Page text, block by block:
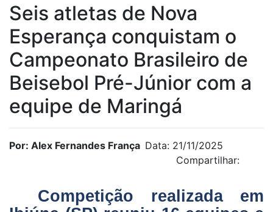
Seis atletas de Nova
Esperança conquistam o
Campeonato Brasileiro de
Beisebol Pré-Júnior com a
equipe de Maringá
Por: Alex Fernandes França Data: 21/11/2025
Compartilhar:
Competição realizada em